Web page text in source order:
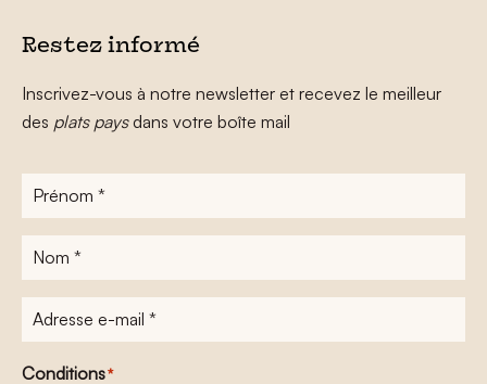
Restez informé
Inscrivez-vous à notre newsletter et recevez le meilleur
des plats paysdans votre boîte mail
Prénom
Nom
Adresse
e-
mail*
Conditions*